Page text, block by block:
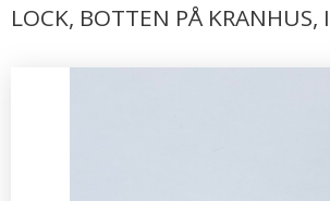
LOCK, BOTTEN PÅ KRANHUS,